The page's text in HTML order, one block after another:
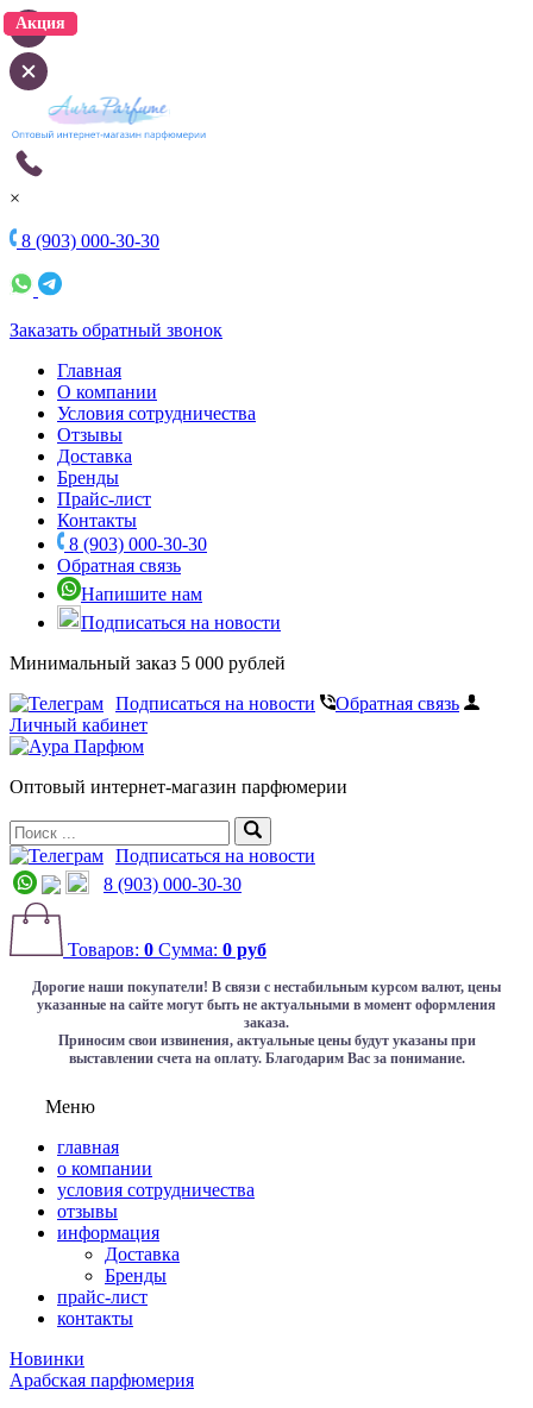
×
8 (903) 000-30-30
Заказать обратный звонок
Главная
О компании
Условия сотрудничества
Отзывы
Доставка
Бренды
Прайс-лист
Контакты
8 (903) 000-30-30
Обратная связь
Напишите нам
Подписаться на новости
Минимальный заказ 5 000 рублей
Подписаться на новости
Обратная связь
Личный кабинет
Оптовый интернет-магазин парфюмерии
Подписаться на новости
8 (903) 000-30-30
Товаров: 0 Сумма: 0 руб
Дорогие наши покупатели! В связи с нестабильным курсом валют, цены
указанные на сайте могут быть не актуальными в момент оформления
заказа.
Приносим свои извинения, актуальные цены будут указаны при
выставлении счета на оплату. Благодарим Вас за понимание.
Меню
главная
о компании
условия сотрудничества
отзывы
информация
Доставка
Бренды
прайс-лист
контакты
Новинки
Арабская парфюмерия
Акция
Акция